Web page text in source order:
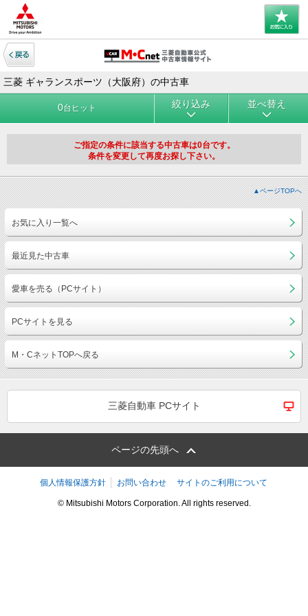
三菱 ギャランスポーツ（大阪府）の中古車
0台ヒット 絞り込み 並べ替え
ご指定の条件に該当する中古車は0台です。
条件を変更して再度お探し下さい。
▲ページTOPへ
お気に入り一覧へ
最近見た中古車
愛車を売る（PCサイト）
PCサイトを見る
M・CネットTOPへ戻る
三菱自動車 PCサイト
ページの先頭へ
個人情報保護方針 お問い合わせ サイトのご利用について
© Mitsubishi Motors Corporation. All rights reserved.